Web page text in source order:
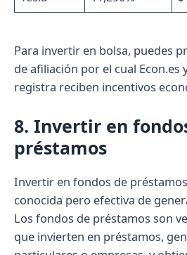
Para invertir en bolsa, puedes
de afiliación por el cual Econ.es
registra reciben incentivos
8. Invertir en
préstamos
Invertir en fondos de
conocida pero efectiva de
Los fondos de préstamos son
que invierten en préstamos,